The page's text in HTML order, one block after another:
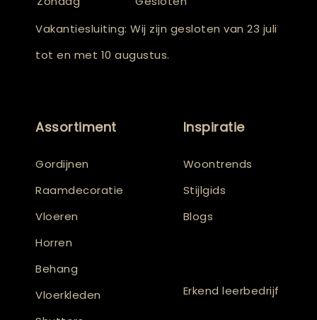
Vakantiesluiting: Wij zijn gesloten van 23 juli
tot en met 10 augustus.
Assortiment
Gordijnen
Raamdecoratie
Vloeren
Horren
Behang
Vloerkleden
Inspiratie
Woontrends
Stijlgids
Blogs
Erkend leerbedrijf